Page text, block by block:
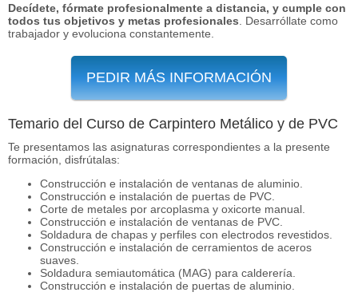
Decídete, fórmate profesionalmente a distancia, y cumple con
todos tus objetivos y metas profesionales . Desarróllate como
trabajador y evoluciona constantemente.
PEDIR MÁS INFORMACIÓN
Temario del Curso de Carpintero Metálico y de PVC
Te presentamos las asignaturas correspondientes a la presente
formación, disfrútalas:
Construcción e instalación de ventanas de aluminio.
Construcción e instalación de puertas de PVC.
Corte de metales por arcoplasma y oxicorte manual.
Construcción e instalación de ventanas de PVC.
Soldadura de chapas y perfiles con electrodos revestidos.
Construcción e instalación de cerramientos de aceros
suaves.
Soldadura semiautomática (MAG) para calderería.
Construcción e instalación de puertas de aluminio.